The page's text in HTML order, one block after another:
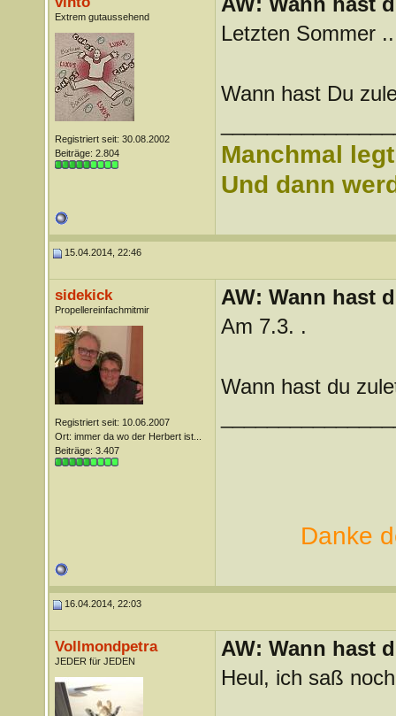
Extrem gutaussehend
Registriert seit: 30.08.2002
Beiträge: 2.804
Letzten Sommer
Wann hast Du
Manchmal
Und dann
15.04.2014, 22:46
sidekick
Propellereinfachmitmir
Registriert seit: 10.06.2007
Ort: immer da wo der Herbert ist...
Beiträge: 3.407
AW: Wann hast
Am 7.3. .
Wann hast du
Danke
16.04.2014, 22:03
Vollmondpetra
JEDER für JEDEN
AW: Wann hast
Heul, ich saß